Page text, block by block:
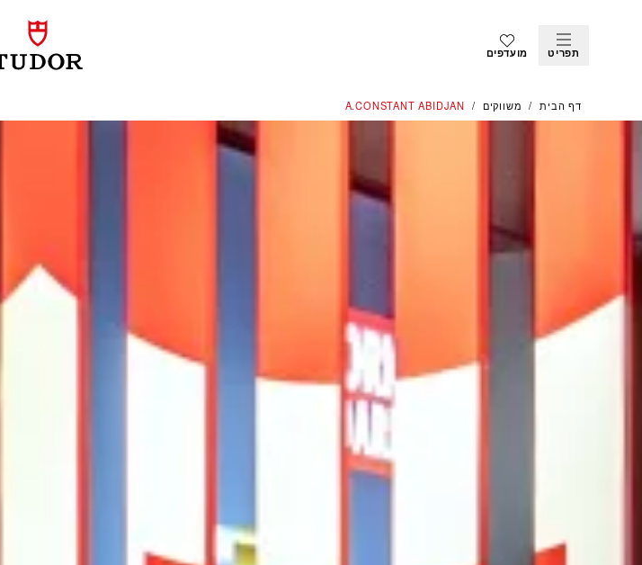
תפריט מועדפים
דף הבית משווקים ‭A.CONSTANT ABIDJAN‬